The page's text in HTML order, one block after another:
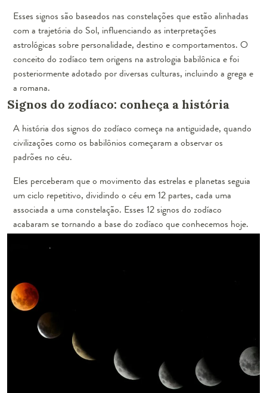
Esses signos são baseados nas constelações que estão alinhadas
com a trajetória do Sol, influenciando as interpretações
astrológicas sobre personalidade, destino e comportamentos. O
conceito do zodíaco tem origens na astrologia babilônica e foi
posteriormente adotado por diversas culturas, incluindo a grega e
a romana.
Signos do zodíaco: conheça a história
A história dos signos do zodíaco começa na antiguidade, quando
civilizações como os babilônios começaram a observar os
padrões no céu.
Eles perceberam que o movimento das estrelas e planetas seguia
um ciclo repetitivo, dividindo o céu em 12 partes, cada uma
associada a uma constelação. Esses 12 signos do zodíaco
acabaram se tornando a base do zodíaco que conhecemos hoje.